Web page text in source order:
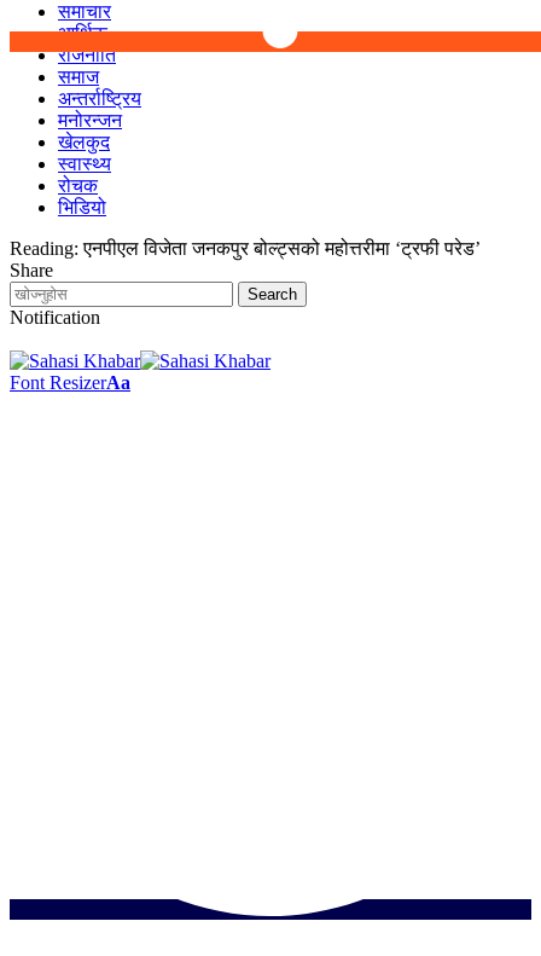
समाचार
आर्थिक
राजनीति
समाज
अन्तर्राष्ट्रिय
मनोरन्जन
खेलकुद
स्वास्थ्य
रोचक
भिडियो
Reading: एनपीएल विजेता जनकपुर बोल्ट्सको महोत्तरीमा ‘ट्रफी परेड’
Share
Notification
Font ResizerAa